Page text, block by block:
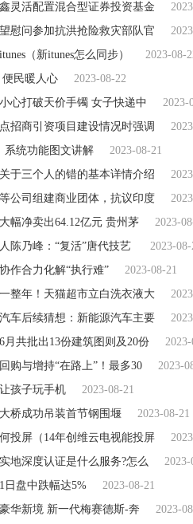
灵活配置混合型证券投资基金
慰问参加抗洪抢险救灾部队官
（新itunes怎么同步）
2023-08-
民暖人心
2023-08-22
心打破天价手镯 女子快递中
2023-
招商引资项目建设情况时强调
系统功能图文讲解
2023-08-21
于三个人的错的基本详情介绍
公司组建商业团体，抗议印度
幅净卖出64.12亿元 贵州茅
2023-
陈乃峰：“复活”唐代技艺
2023-
作合力化解“执行难”
2023-08-21
整年！天猫超市立白洗衣液大
车后续猜想：新能源汽车主要
月共批出13份建筑图则及20份
购与增持“在路上”！最多30
2023-
孩子玩手机
2023-08-21
桥成功吊装首节钢围堰
2023-08-21
投屏（14年创维云电视能投屏
地深度认证是什么服务?怎么
2023-
日盘中跌幅达5%
2023-08-21
华新境 新一代梅赛德斯-奔
2023-